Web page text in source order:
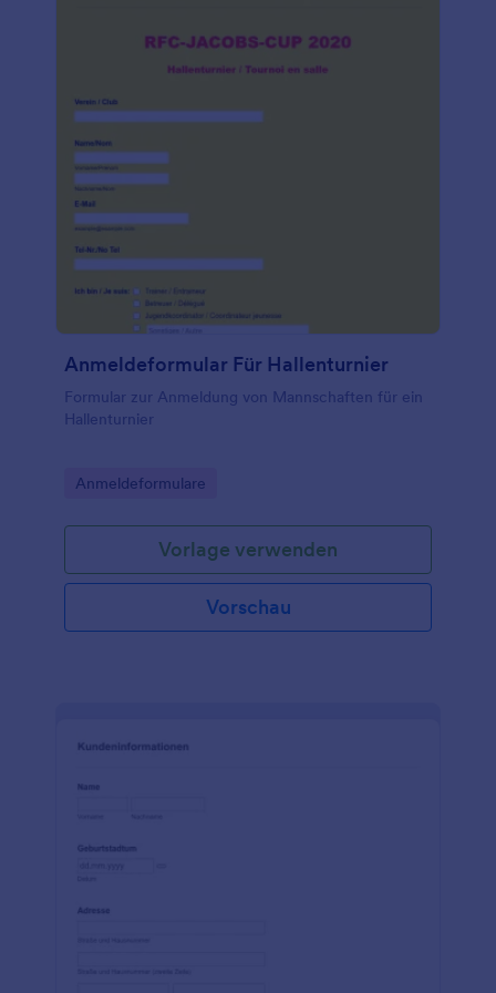
Anmeldeformular Für Hallenturnier
Formular zur Anmeldung von Mannschaften für ein
Hallenturnier
Go to Category:
Anmeldeformulare
Vorlage verwenden
Vorschau